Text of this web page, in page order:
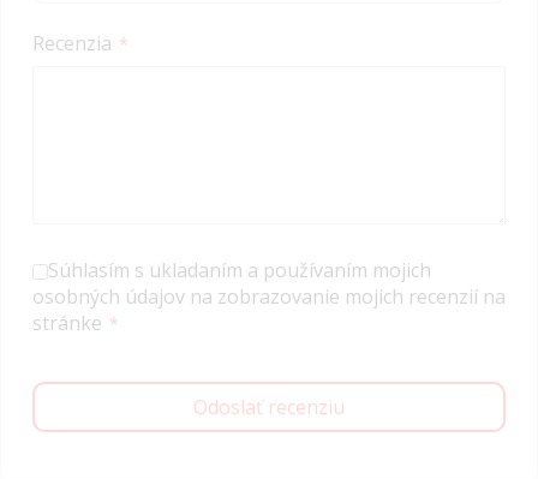
Recenzia
Súhlasím s ukladaním a používaním mojich
osobných údajov na zobrazovanie mojich recenzií na
stránke
Odoslať recenziu